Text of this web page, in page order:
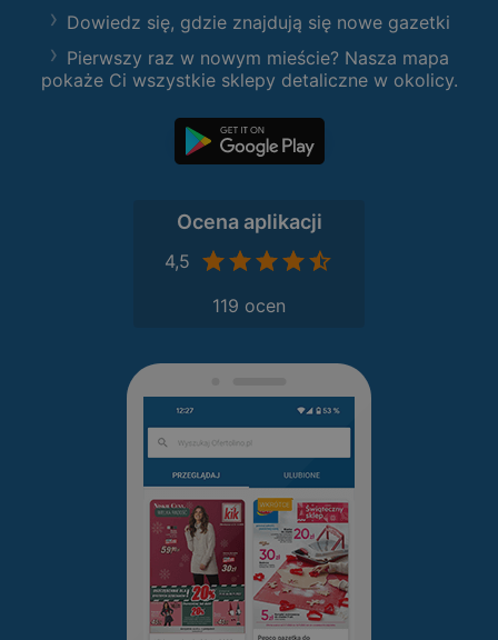
Dowiedz się, gdzie znajdują się nowe gazetki
Pierwszy raz w nowym mieście? Nasza mapa
pokaże Ci wszystkie sklepy detaliczne w okolicy.
Ocena aplikacji
4,5
119 ocen